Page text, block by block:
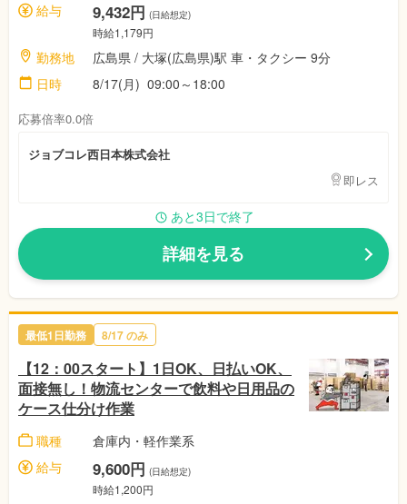
給与
9,432円 (日給想定)
時給1,179円
勤務地
広島県 / 大塚(広島県)駅 車・タクシー 9分
日時
8/17(月) 09:00～18:00
応募倍率0.0倍
ジョブコレ西日本株式会社
即レス
あと3日で終了
詳細を見る
最低1日勤務 8/17 のみ
【12：00スタート】1日OK、日払いOK、
面接無し！物流センターで飲料や日用品の
ケース仕分け作業
職種
倉庫内・軽作業系
給与
9,600円 (日給想定)
時給1,200円